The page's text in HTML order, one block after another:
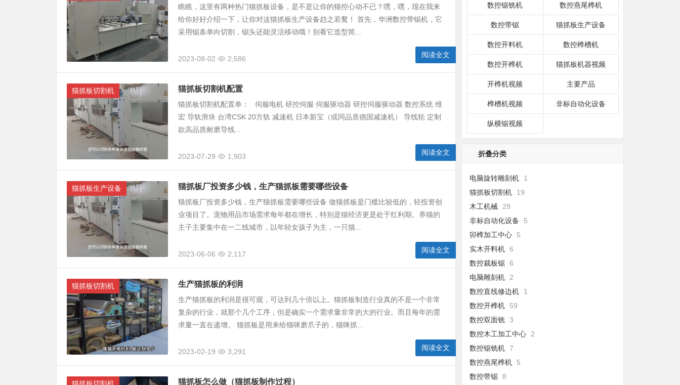
瞧瞧，这里有两种热门猫抓板设备，是不是让你的猫控心动不已？嘿，嘿，现在我来
给你好好介绍一下，让你对这猫抓板生产设备趋之若鹜！ 首先，华洲数控带锯机，它
采用锯条单向切割，锯头还能灵活移动哦！别看它造型简...
2023-08-02 2,586 阅读全文
猫抓板切割机 猫抓板切割机配置
猫抓板切割机配置单： 伺服电机 研控伺服 伺服驱动器 研控伺服驱动器 数控系统 维
宏 导轨滑块 台湾CSK 20方轨 减速机 日本新宝（或同品质德国减速机） 导线轮 定制
款高品质耐磨导线...
2023-07-29 1,903 阅读全文
猫抓板生产设备 猫抓板厂投资多少钱，生产猫抓板需要哪些设备
猫抓板厂投资多少钱，生产猫抓板需要哪些设备 做猫抓板是门槛比较低的，轻投资创
业项目了。宠物用品市场需求每年都在增长，特别是猫经济更是处于红利期。养猫的
主子主要集中在一二线城市，以年轻女孩子为主，一只猫...
2023-06-06 2,117 阅读全文
猫抓板切割机 生产猫抓板的利润
生产猫抓板的利润是很可观，可达到几十倍以上。猫抓板制造行业真的不是一个非常
复杂的行业，就那个几个工序，但是确实一个需求量非常的大的行业。而且每年的需
求量一直在递增。 猫抓板是用来给猫咪磨爪子的，猫咪抓...
2023-02-19 3,291 阅读全文
猫抓板怎么做（猫抓板制作过程）
数控锯铣机 数控燕尾榫机
数控带锯 猫抓板生产设备
数控开料机 数控榫槽机
数控开榫机 猫抓板机器视频
开榫机视频 主要产品
榫槽机视频 非标自动化设备
纵横锯视频
折叠分类
电脑旋转雕刻机
1
猫抓板切割机
19
木工机械
29
非标自动化设备
5
卯榫加工中心
5
实木开料机 6
数控裁板锯 6
电脑雕刻机
2
数控直线修边机
1
数控开榫机
59
数控双面铣 3
数控木工加工中心
2
数控锯铣机 7
数控燕尾榫机
5
数控带锯 8